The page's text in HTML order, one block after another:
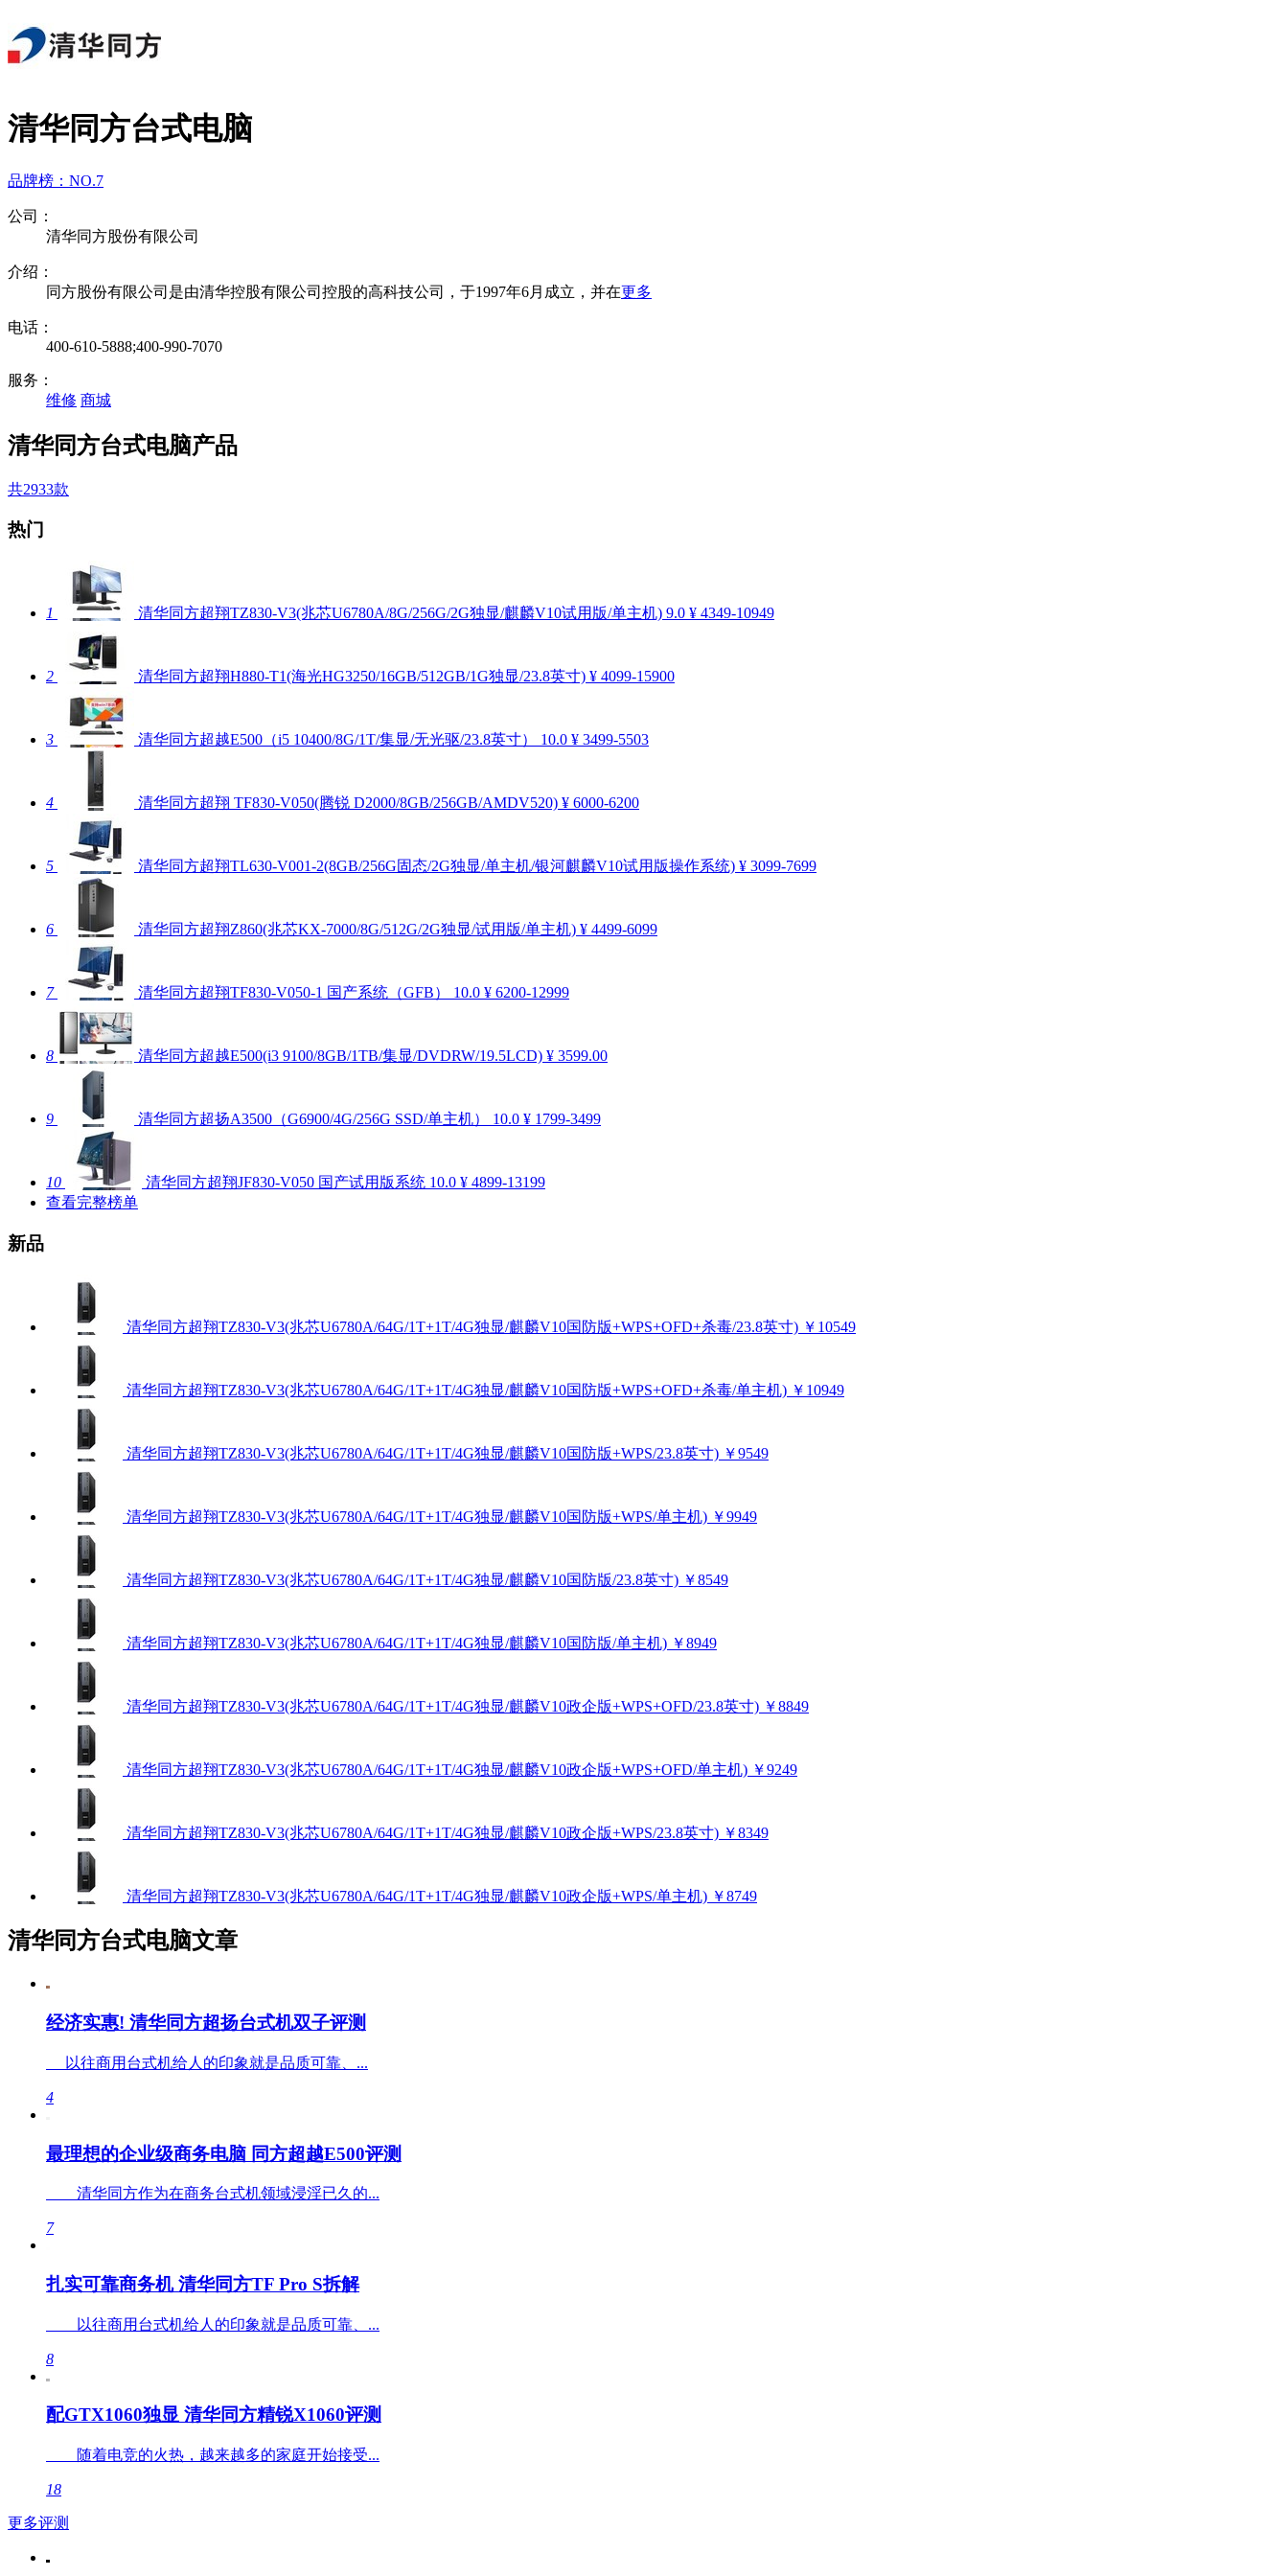
清华同方台式电脑
品牌榜： NO.7
公司：
清华同方股份有限公司
介绍：
同方股份有限公司是由清华控股有限公司控股的高科技公司，于1997年6月成立，并在更多
电话：
400-610-5888;400-990-7070
服务：
维修 商城
清华同方台式电脑产品
共2933款
热门
1 清华同方超翔TZ830-V3(兆芯U6780A/8G/256G/2G独显/麒麟V10试用版/单主机) 9.0 ¥ 4349-10949
2 清华同方超翔H880-T1(海光HG3250/16GB/512GB/1G独显/23.8英寸) ¥ 4099-15900
3 清华同方超越E500（i5 10400/8G/1T/集显/无光驱/23.8英寸） 10.0 ¥ 3499-5503
4 清华同方超翔 TF830-V050(腾锐 D2000/8GB/256GB/AMDV520) ¥ 6000-6200
5 清华同方超翔TL630-V001-2(8GB/256G固态/2G独显/单主机/银河麒麟V10试用版操作系统) ¥ 3099-7699
6 清华同方超翔Z860(兆芯KX-7000/8G/512G/2G独显/试用版/单主机) ¥ 4499-6099
7 清华同方超翔TF830-V050-1 国产系统（GFB） 10.0 ¥ 6200-12999
8 清华同方超越E500(i3 9100/8GB/1TB/集显/DVDRW/19.5LCD) ¥ 3599.00
9 清华同方超扬A3500（G6900/4G/256G SSD/单主机） 10.0 ¥ 1799-3499
10 清华同方超翔JF830-V050 国产试用版系统 10.0 ¥ 4899-13199
查看完整榜单
新品
清华同方超翔TZ830-V3(兆芯U6780A/64G/1T+1T/4G独显/麒麟V10国防版+WPS+OFD+杀毒/23.8英寸) ￥10549
清华同方超翔TZ830-V3(兆芯U6780A/64G/1T+1T/4G独显/麒麟V10国防版+WPS+OFD+杀毒/单主机) ￥10949
清华同方超翔TZ830-V3(兆芯U6780A/64G/1T+1T/4G独显/麒麟V10国防版+WPS/23.8英寸) ￥9549
清华同方超翔TZ830-V3(兆芯U6780A/64G/1T+1T/4G独显/麒麟V10国防版+WPS/单主机) ￥9949
清华同方超翔TZ830-V3(兆芯U6780A/64G/1T+1T/4G独显/麒麟V10国防版/23.8英寸) ￥8549
清华同方超翔TZ830-V3(兆芯U6780A/64G/1T+1T/4G独显/麒麟V10国防版/单主机) ￥8949
清华同方超翔TZ830-V3(兆芯U6780A/64G/1T+1T/4G独显/麒麟V10政企版+WPS+OFD/23.8英寸) ￥8849
清华同方超翔TZ830-V3(兆芯U6780A/64G/1T+1T/4G独显/麒麟V10政企版+WPS+OFD/单主机) ￥9249
清华同方超翔TZ830-V3(兆芯U6780A/64G/1T+1T/4G独显/麒麟V10政企版+WPS/23.8英寸) ￥8349
清华同方超翔TZ830-V3(兆芯U6780A/64G/1T+1T/4G独显/麒麟V10政企版+WPS/单主机) ￥8749
清华同方台式电脑文章
经济实惠! 清华同方超扬台式机双子评测
以往商用台式机给人的印象就是品质可靠、...
4
最理想的企业级商务电脑 同方超越E500评测
清华同方作为在商务台式机领域浸淫已久的...
7
扎实可靠商务机 清华同方TF Pro S拆解
以往商用台式机给人的印象就是品质可靠、...
8
配GTX1060独显 清华同方精锐X1060评测
随着电竞的火热，越来越多的家庭开始接受...
18
更多评测